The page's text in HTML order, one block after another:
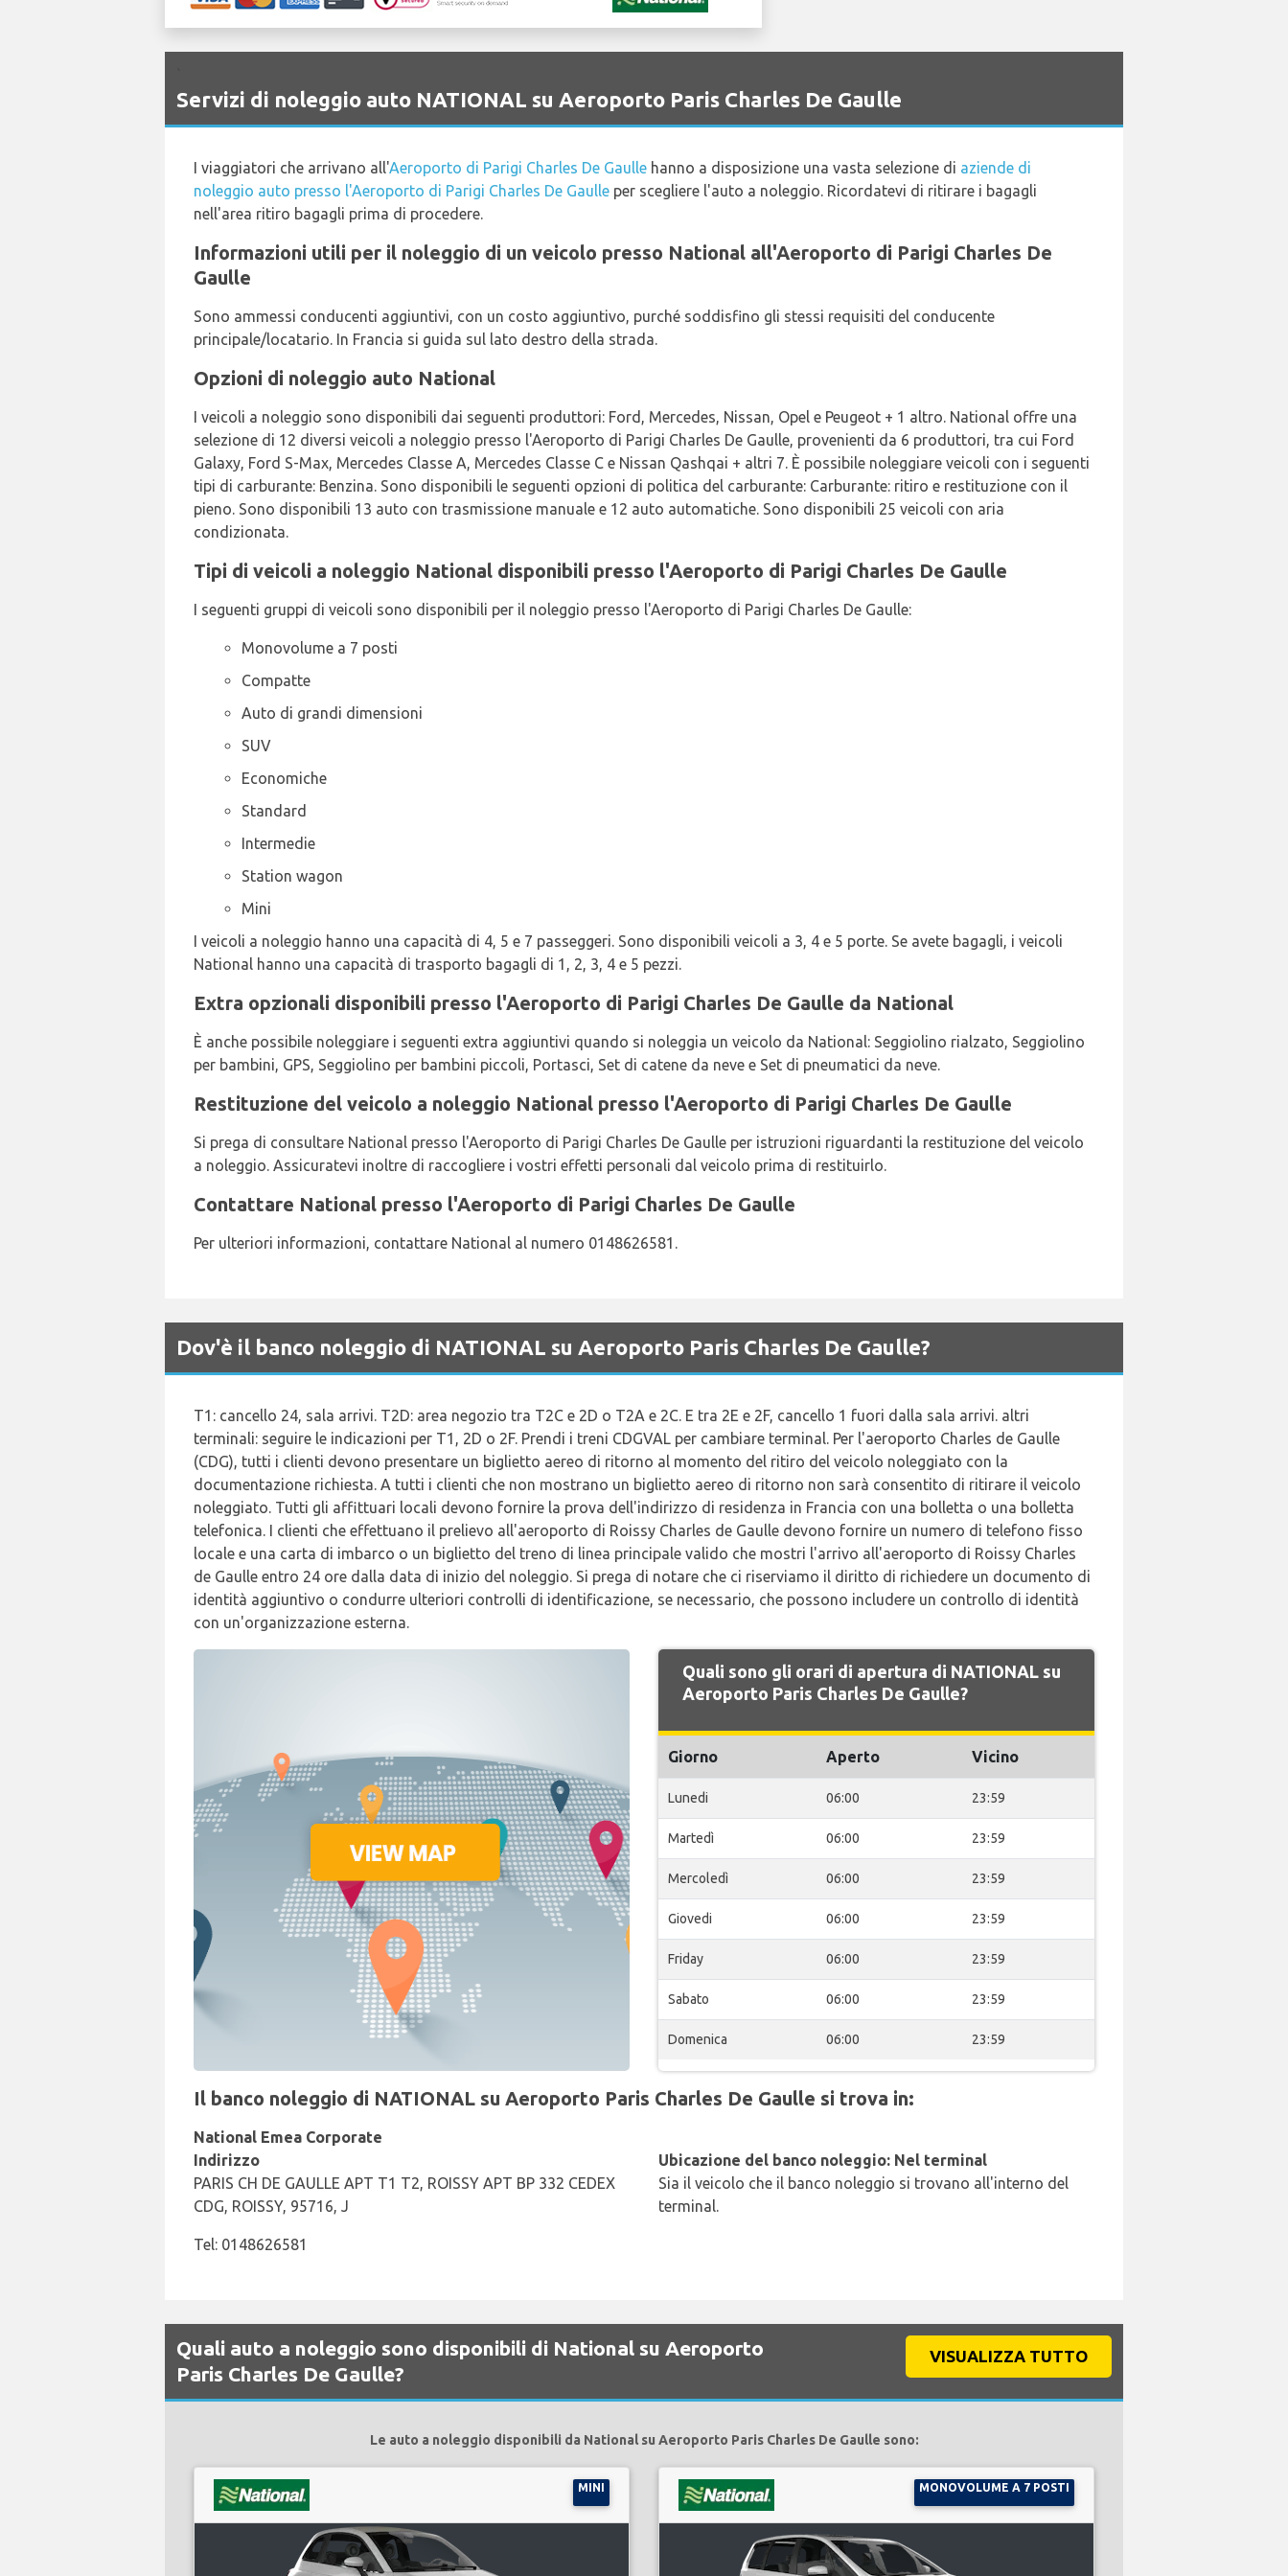
Servizi di noleggio auto NATIONAL su Aeroporto Paris Charles De Gaulle
I viaggiatori che arrivano all'Aeroporto di Parigi Charles De Gaulle hanno a disposizione una vasta selezione di aziende di
noleggio auto presso l'Aeroporto di Parigi Charles De Gaulle per scegliere l'auto a noleggio. Ricordatevi di ritirare i bagagli
nell'area ritiro bagagli prima di procedere.
Informazioni utili per il noleggio di un veicolo presso National all'Aeroporto di Parigi Charles De
Gaulle
Sono ammessi conducenti aggiuntivi, con un costo aggiuntivo, purché soddisfino gli stessi requisiti del conducente
principale/locatario. In Francia si guida sul lato destro della strada.
Opzioni di noleggio auto National
I veicoli a noleggio sono disponibili dai seguenti produttori: Ford, Mercedes, Nissan, Opel e Peugeot + 1 altro. National offre una
selezione di 12 diversi veicoli a noleggio presso l'Aeroporto di Parigi Charles De Gaulle, provenienti da 6 produttori, tra cui Ford
Galaxy, Ford S-Max, Mercedes Classe A, Mercedes Classe C e Nissan Qashqai + altri 7. È possibile noleggiare veicoli con i seguenti
tipi di carburante: Benzina. Sono disponibili le seguenti opzioni di politica del carburante: Carburante: ritiro e restituzione con il
pieno. Sono disponibili 13 auto con trasmissione manuale e 12 auto automatiche. Sono disponibili 25 veicoli con aria
condizionata.
Tipi di veicoli a noleggio National disponibili presso l'Aeroporto di Parigi Charles De Gaulle
I seguenti gruppi di veicoli sono disponibili per il noleggio presso l'Aeroporto di Parigi Charles De Gaulle:
Monovolume a 7 posti
Compatte
Auto di grandi dimensioni
SUV
Economiche
Standard
Intermedie
Station wagon
Mini
I veicoli a noleggio hanno una capacità di 4, 5 e 7 passeggeri. Sono disponibili veicoli a 3, 4 e 5 porte. Se avete bagagli, i veicoli
National hanno una capacità di trasporto bagagli di 1, 2, 3, 4 e 5 pezzi.
Extra opzionali disponibili presso l'Aeroporto di Parigi Charles De Gaulle da National
È anche possibile noleggiare i seguenti extra aggiuntivi quando si noleggia un veicolo da National: Seggiolino rialzato, Seggiolino
per bambini, GPS, Seggiolino per bambini piccoli, Portasci, Set di catene da neve e Set di pneumatici da neve.
Restituzione del veicolo a noleggio National presso l'Aeroporto di Parigi Charles De Gaulle
Si prega di consultare National presso l'Aeroporto di Parigi Charles De Gaulle per istruzioni riguardanti la restituzione del veicolo
a noleggio. Assicuratevi inoltre di raccogliere i vostri effetti personali dal veicolo prima di restituirlo.
Contattare National presso l'Aeroporto di Parigi Charles De Gaulle
Per ulteriori informazioni, contattare National al numero 0148626581.
Dov'è il banco noleggio di NATIONAL su Aeroporto Paris Charles De Gaulle?
T1: cancello 24, sala arrivi. T2D: area negozio tra T2C e 2D o T2A e 2C. E tra 2E e 2F, cancello 1 fuori dalla sala arrivi. altri
terminali: seguire le indicazioni per T1, 2D o 2F. Prendi i treni CDGVAL per cambiare terminal. Per l'aeroporto Charles de Gaulle
(CDG), tutti i clienti devono presentare un biglietto aereo di ritorno al momento del ritiro del veicolo noleggiato con la
documentazione richiesta. A tutti i clienti che non mostrano un biglietto aereo di ritorno non sarà consentito di ritirare il veicolo
noleggiato. Tutti gli affittuari locali devono fornire la prova dell'indirizzo di residenza in Francia con una bolletta o una bolletta
telefonica. I clienti che effettuano il prelievo all'aeroporto di Roissy Charles de Gaulle devono fornire un numero di telefono fisso
locale e una carta di imbarco o un biglietto del treno di linea principale valido che mostri l'arrivo all'aeroporto di Roissy Charles
de Gaulle entro 24 ore dalla data di inizio del noleggio. Si prega di notare che ci riserviamo il diritto di richiedere un documento di
identità aggiuntivo o condurre ulteriori controlli di identificazione, se necessario, che possono includere un controllo di identità
con un'organizzazione esterna.
Quali sono gli orari di apertura di NATIONAL su
Aeroporto Paris Charles De Gaulle?
Giorno Aperto Vicino
Lunedi 06:00 23:59
Martedì 06:00 23:59
Mercoledì 06:00 23:59
Giovedi 06:00 23:59
Friday 06:00 23:59
Sabato 06:00 23:59
Domenica 06:00 23:59
Il banco noleggio di NATIONAL su Aeroporto Paris Charles De Gaulle si trova in:
National Emea Corporate
Indirizzo
PARIS CH DE GAULLE APT T1 T2, ROISSY APT BP 332 CEDEX
CDG, ROISSY, 95716, J
Tel: 0148626581
Ubicazione del banco noleggio: Nel terminal
Sia il veicolo che il banco noleggio si trovano all'interno del
terminal.
Quali auto a noleggio sono disponibili di National su Aeroporto
Paris Charles De Gaulle?
VISUALIZZA TUTTO
Le auto a noleggio disponibili da National su Aeroporto Paris Charles De Gaulle sono:
MINI MONOVOLUME A 7 POSTI